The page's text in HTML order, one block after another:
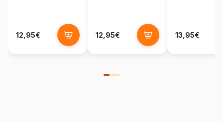
12,95€ 12,95€ 13,95€